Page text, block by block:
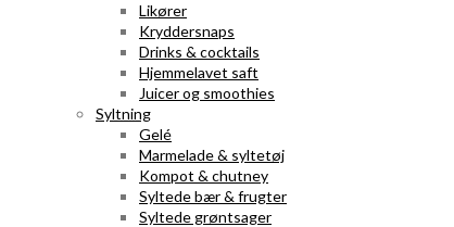
Likører
Kryddersnaps
Drinks & cocktails
Hjemmelavet saft
Juicer og smoothies
Syltning
Gelé
Marmelade & syltetøj
Kompot & chutney
Syltede bær & frugter
Syltede grøntsager